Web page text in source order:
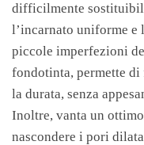
difficilmente
l’incarnato uniforme e
piccole imperfezioni
fondotinta, permette
la durata, senza
Inoltre, vanta un
nascondere i pori